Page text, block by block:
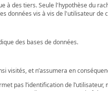
des tiers. Seule l'hypothèse du
données vis à vis de l'utilisateur de
des bases de données.
visités, et n’assumera en
pas l’identification de